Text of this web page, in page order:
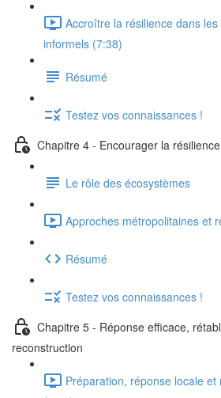
Accroître la résilience dans
informels (7:38)
Résumé
Testez vos connaissances !
Chapitre 4 - Encourager la
Le rôle des écosystèmes
Approches métropolitaines et
Résumé
Testez vos connaissances !
Chapitre 5 - Réponse efficace,
reconstruction
Préparation, réponse locale